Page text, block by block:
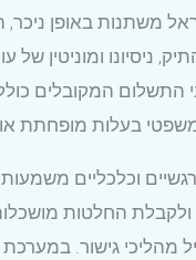
משתנות באופן
ניסיונו
בעלות מופחתת
רגשיים וכלכליים
החלטות
גישור. במערכת